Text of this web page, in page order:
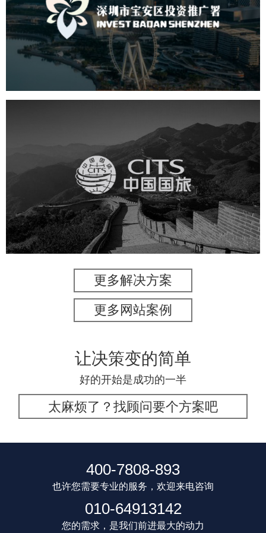
机构组织 国企 品牌官网 网站建设 网站设计
中国国旅
旅游休闲 电商网站 网站建设
更多解决方案
更多网站案例
让决策变的简单
好的开始是成功的一半
太麻烦了？找顾问要个方案吧
400-7808-893
也许您需要专业的服务，欢迎来电咨询
010-64913142
您的需求，是我们前进最大的动力